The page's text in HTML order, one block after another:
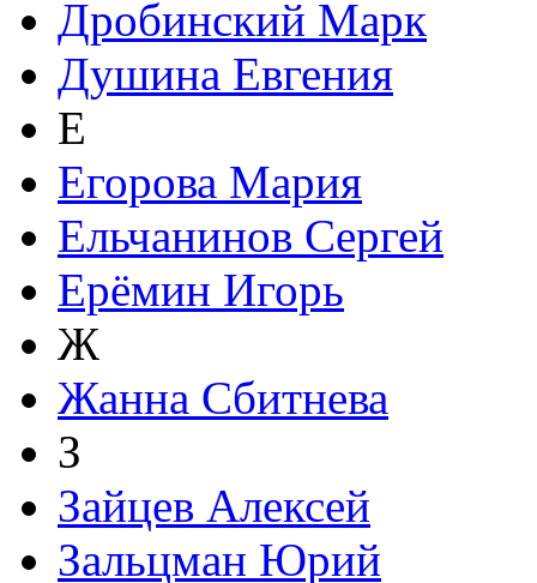
Дробинский Марк
Душина Евгения
Е
Егорова Мария
Ельчанинов Сергей
Ерёмин Игорь
Ж
Жанна Сбитнева
З
Зайцев Алексей
Зальцман Юрий